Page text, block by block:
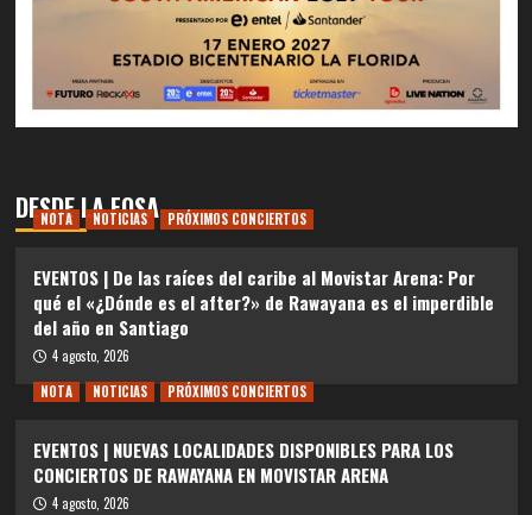
DESDE LA FOSA
NOTA NOTICIAS PRÓXIMOS CONCIERTOS
EVENTOS | De las raíces del caribe al Movistar Arena: Por
qué el «¿Dónde es el after?» de Rawayana es el imperdible
del año en Santiago
4 agosto, 2026
NOTA
NOTICIAS PRÓXIMOS CONCIERTOS
EVENTOS | NUEVAS LOCALIDADES DISPONIBLES PARA LOS
CONCIERTOS DE RAWAYANA EN MOVISTAR ARENA
4 agosto, 2026